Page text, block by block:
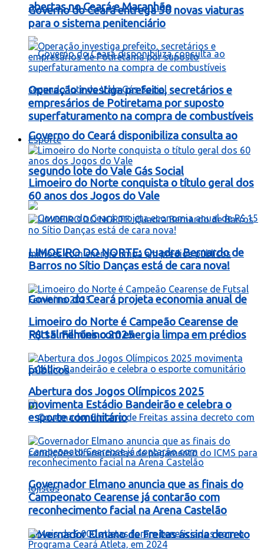
abertas no Ceará e Maranhão
Governo do Ceará disponibiliza consulta ao
segundo lote do Vale Gás Social
Governo do Ceará projeta economia anual de
R$ 15 milhões com energia limpa em prédios
públicos
Governador Elmano de Freitas assina decreto
Governo do Ceará entrega 50 novas viaturas
para o sistema penitenciário
Operação investiga prefeito, secretários e
empresários de Potiretama por suposto
superfaturamento na compra de combustíveis
Esporte
Limoeiro do Norte conquista o título geral dos
60 anos dos Jogos do Vale
LIMOEIRO DO NORTE: Quadra Bernardo de
Barros no Sítio Danças está de cara nova!
Limoeiro do Norte é Campeão Cearense de
Futsal Feminino 2025
Abertura dos Jogos Olímpicos 2025
movimenta Estádio Bandeirão e celebra o
esporte comunitário
Governador Elmano anuncia que as finais do
Campeonato Cearense já contarão com
reconhecimento facial na Arena Castelão